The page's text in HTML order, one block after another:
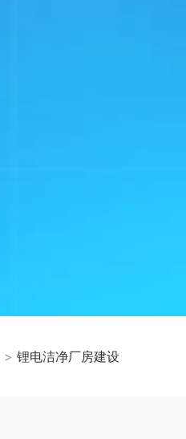
> 锂电洁净厂房建设